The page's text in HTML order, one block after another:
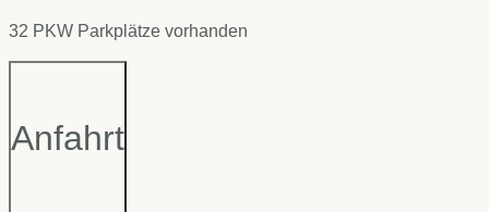
32 PKW Parkplätze vorhanden
Anfahrt